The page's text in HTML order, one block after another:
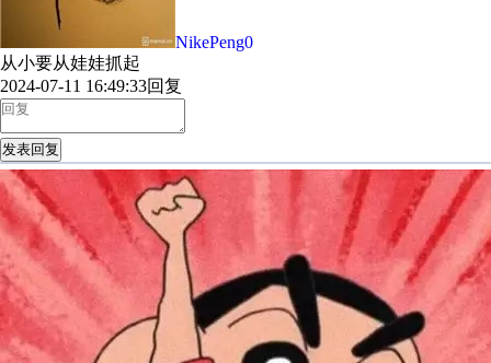
NikePeng0
从小要从娃娃抓起
2024-07-11 16:49:33回复
发表回复